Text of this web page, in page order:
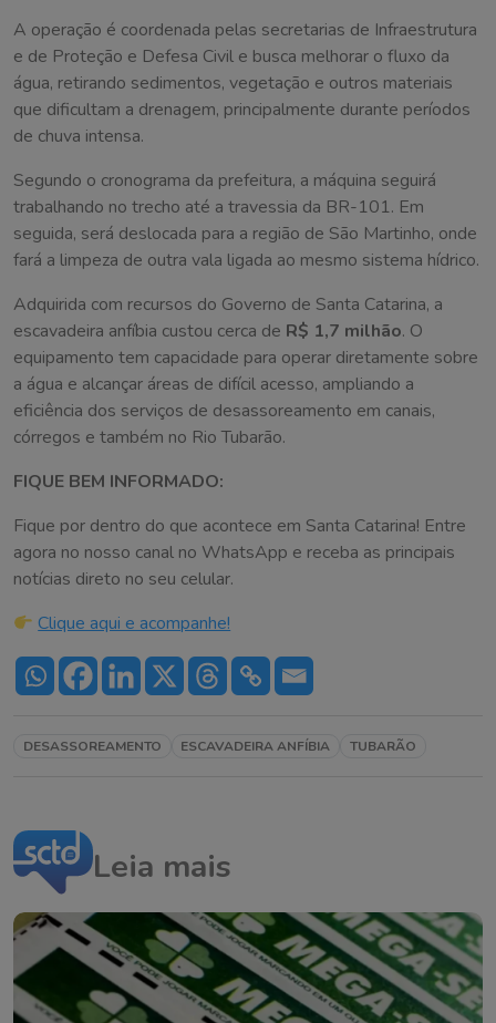
A operação é coordenada pelas secretarias de Infraestrutura
e de Proteção e Defesa Civil e busca melhorar o fluxo da
água, retirando sedimentos, vegetação e outros materiais
que dificultam a drenagem, principalmente durante períodos
de chuva intensa.
Segundo o cronograma da prefeitura, a máquina seguirá
trabalhando no trecho até a travessia da BR-101. Em
seguida, será deslocada para a região de São Martinho, onde
fará a limpeza de outra vala ligada ao mesmo sistema hídrico.
Adquirida com recursos do Governo de Santa Catarina, a
escavadeira anfíbia custou cerca de R$ 1,7 milhão. O
equipamento tem capacidade para operar diretamente sobre
a água e alcançar áreas de difícil acesso, ampliando a
eficiência dos serviços de desassoreamento em canais,
córregos e também no Rio Tubarão.
FIQUE BEM INFORMADO:
Fique por dentro do que acontece em Santa Catarina! Entre
agora no nosso canal no WhatsApp e receba as principais
notícias direto no seu celular.
Clique aqui e acompanhe!
DESASSOREAMENTO ESCAVADEIRA ANFÍBIA TUBARÃO
Leia mais